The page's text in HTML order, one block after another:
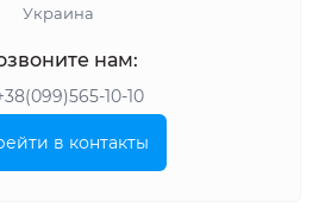
Украина
нам:
10-10
в контакты